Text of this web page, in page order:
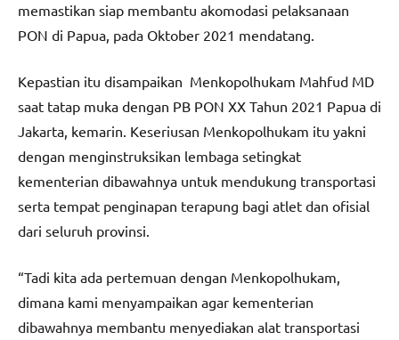
memastikan siap membantu akomodasi pelaksanaan
PON di Papua, pada Oktober 2021 mendatang.
Kepastian itu disampaikan Menkopolhukam Mahfud MD
saat tatap muka dengan PB PON XX Tahun 2021 Papua di
Jakarta, kemarin. Keseriusan Menkopolhukam itu yakni
dengan menginstruksikan lembaga setingkat
kementerian dibawahnya untuk mendukung transportasi
serta tempat penginapan terapung bagi atlet dan ofisial
dari seluruh provinsi.
“Tadi kita ada pertemuan dengan Menkopolhukam,
dimana kami menyampaikan agar kementerian
dibawahnya membantu menyediakan alat transportasi